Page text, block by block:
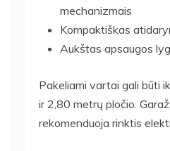
mechanizmais
Kompaktiškas
Aukštas apsaugos
Pakeliami vartai gali būti
ir 2,80 metrų pločio.
rekomenduoja rinktis